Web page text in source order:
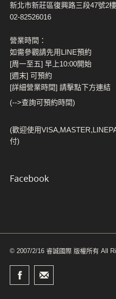
新北市新莊區復興路三段47號2樓
02-82526016
營業時間：
如需參觀請先用LINE預約
[周一至五] 早上10:00開始
[週末] 可預約
[詳細營業時間] 請擊點下方連結
(-->查詢可預約時間)
(歡迎使用
付)
Facebook
© 2007/2/16 睿誠國際 版權所有 All